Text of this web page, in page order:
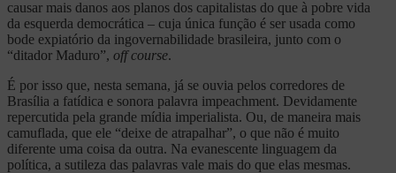
causar mais danos aos planos dos capitalistas do que à pobre vida
da esquerda democrática – cuja única função é ser usada como
bode expiatório da ingovernabilidade brasileira, junto com o
“ditador Maduro”, off course.
É por isso que, nesta semana, já se ouvia pelos corredores de
Brasília a fatídica e sonora palavra impeachment. Devidamente
repercutida pela grande mídia imperialista. Ou, de maneira mais
camuflada, que ele “deixe de atrapalhar”, o que não é muito
diferente uma coisa da outra. Na evanescente linguagem da
política, a sutileza das palavras vale mais do que elas mesmas.